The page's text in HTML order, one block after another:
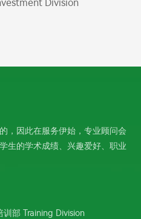
Division
，因此在服务伊始，专业顾问会
生的学术成绩、兴趣爱好、职业
训部 Training Division